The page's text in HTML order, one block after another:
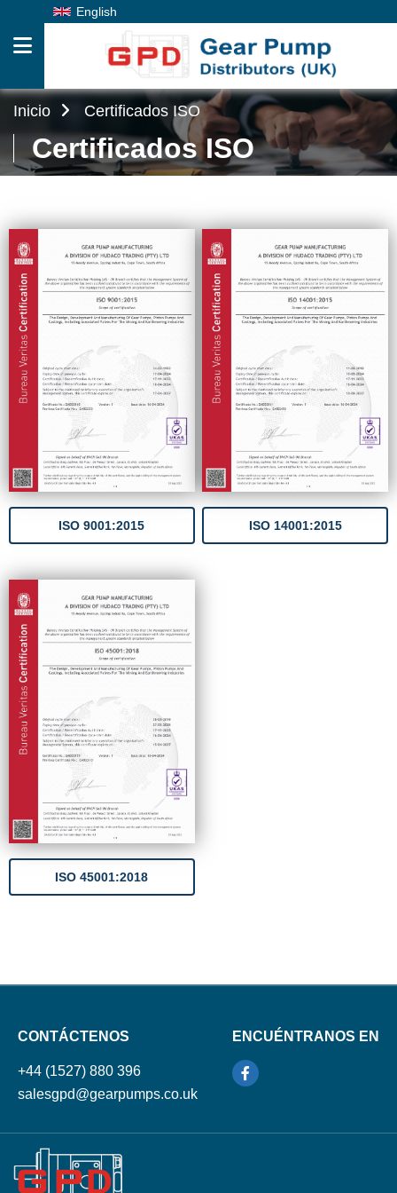
English
Productos
Servicios
De
Servicio
Y
Reparación
Sobre
Nosotros
Recursos
Contáctenos
Inicio Certificados ISO
Certificados ISO
ISO 9001:2015 ISO 14001:2015
ISO 45001:2018
CONTÁCTENOS
+44 (1527) 880 396
salesgpd@gearpumps.co.uk
ENCUÉNTRANOS EN